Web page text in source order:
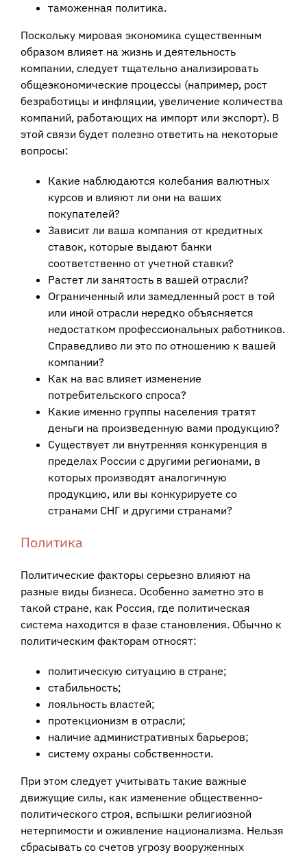
таможенная политика.
Поскольку мировая экономика существенным
образом влияет на жизнь и деятельность
компании, следует тщательно анализировать
общеэкономические процессы (например, рост
безработицы и инфляции, увеличение количества
компаний, работающих на импорт или экспорт). В
этой связи будет полезно ответить на некоторые
вопросы:
Какие наблюдаются колебания валютных
курсов и влияют ли они на ваших
покупателей?
Зависит ли ваша компания от кредитных
ставок, которые выдают банки
соответственно от учетной ставки?
Растет ли занятость в вашей отрасли?
Ограниченный или замедленный рост в той
или иной отрасли нередко объясняется
недостатком профессиональных работников.
Справедливо ли это по отношению к вашей
компании?
Как на вас влияет изменение
потребительского спроса?
Какие именно группы населения тратят
деньги на произведенную вами продукцию?
Существует ли внутренняя конкуренция в
пределах России с другими регионами, в
которых производят аналогичную
продукцию, или вы конкурируете со
странами СНГ и другими странами?
Политика
Политические факторы серьезно влияют на
разные виды бизнеса. Особенно заметно это в
такой стране, как Россия, где политическая
система находится в фазе становления. Обычно к
политическим факторам относят:
политическую ситуацию в стране;
стабильность;
лояльность властей;
протекционизм в отрасли;
наличие административных барьеров;
систему охраны собственности.
При этом следует учитывать такие важные
движущие силы, как изменение общественно-
политического строя, вспышки религиозной
нетерпимости и оживление национализма. Нельзя
сбрасывать со счетов угрозу вооруженных